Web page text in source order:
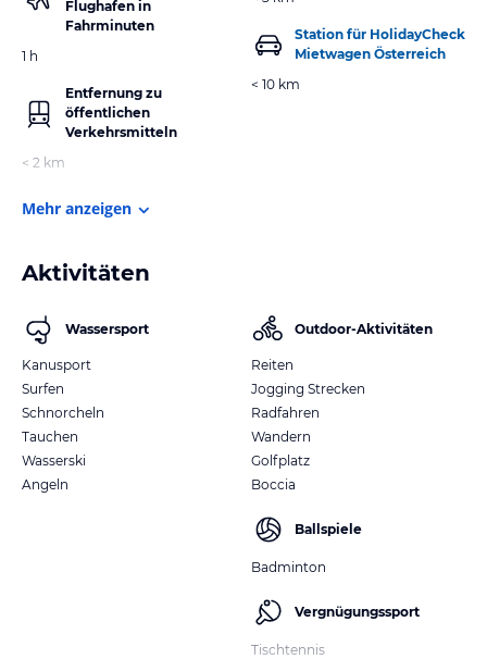
Flughafen in
Fahrminuten
1 h
Entfernung zu
öffentlichen
Verkehrsmitteln
< 2 km
Station für HolidayCheck
Mietwagen Österreich
< 10 km
Mehr anzeigen
Aktivitäten
Wassersport
Kanusport
Surfen
Schnorcheln
Tauchen
Wasserski
Angeln
Outdoor-Aktivitäten
Reiten
Jogging Strecken
Radfahren
Wandern
Golfplatz
Boccia
Ballspiele
Badminton
Vergnügungssport
Tischtennis